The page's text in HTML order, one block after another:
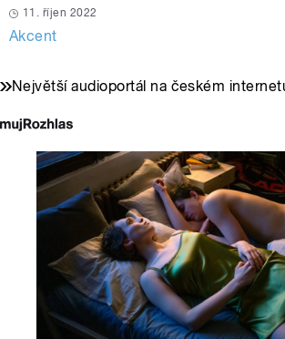
11. říjen 2022
Akcent
Největší audioportál na českém